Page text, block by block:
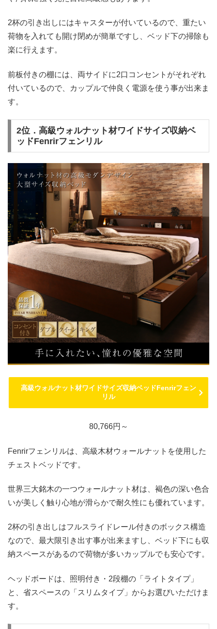
2杯の引き出しにはキャスターが付いているので、重たい
荷物を入れても開け閉めが簡単ですし、ベッド下の掃除も
楽に行えます。
前板付きの棚には、両サイドに2口コンセントがそれぞれ
付いているので、カップルで仲良く電源を使う事が出来ま
す。
2位．高級ウォルナット材ワイドサイズ収納ベ
ッドFenrirフェンリル
高級ウォルナット材ワイドサイズ収納ベッドFenrirフェン
リル
80,766円～
Fenrirフェンリルは、高級木材ウォールナットを使用した
チェストベッドです。
世界三大銘木の一つウォールナット材は、褐色の深い色合
いが美しく触り心地が滑らかで耐久性にも優れています。
2杯の引き出しはフルスライドレール付きのボックス構造
なので、最大限引き出す事が出来ますし、ベッド下にも収
納スペースがあるので荷物が多いカップルでも安心です。
ヘッドボードは、照明付き・2段棚の「ライトタイプ」
と、省スペースの「スリムタイプ」からお選びいただけま
す。